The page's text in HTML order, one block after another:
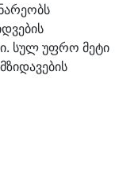
სულ უფრო მეტი